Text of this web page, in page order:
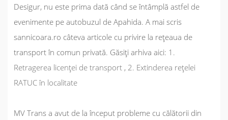
Desigur, nu este prima dată când se întâmplă astfel de
evenimente pe autobuzul de Apahida. A mai scris
sannicoara.ro câteva articole cu privire la rețeaua de
transport în comun privată. Găsiți arhiva aici: 1.
Retragerea licenței de transport , 2. Extinderea rețelei
RATUC în localitate
MV Trans a avut de la început probleme cu călătorii din